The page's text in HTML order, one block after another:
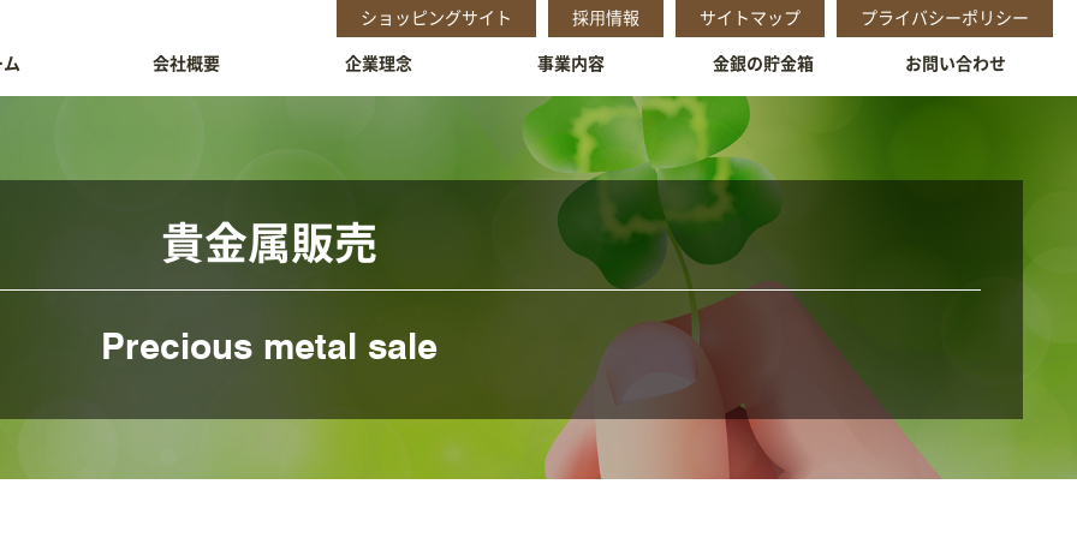
ショッピングサイト 採⽤情報 サイトマップ プライバシーポリシー
会社概要 企業理念 事業内容 金銀の貯金箱 お問い合わせ
貴金属販売
Precious metal sale